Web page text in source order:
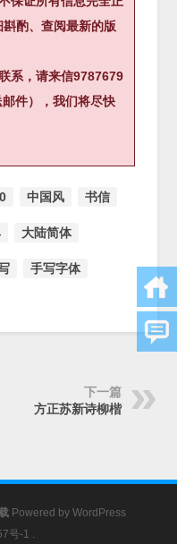
酌、查阅最新的版
系，请来信9787679
件），我们将尽快
中国风 书信
大陆简体
手写字体
下一篇
方正苏新诗柳楷
Powered by WordPress
号-1 .